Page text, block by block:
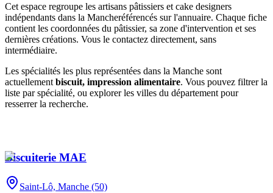
Cet espace regroupe les artisans pâtissiers et cake designers
indépendants dans la Mancheréférencés sur l'annuaire. Chaque fiche
contient les coordonnées du pâtissier, sa zone d'intervention et ses
dernières créations. Vous le contactez directement, sans
intermédiaire.
Les spécialités les plus représentées dans la Manche sont
actuellement biscuit, impression alimentaire. Vous pouvez filtrer la
liste par spécialité, ou explorer les villes du département pour
resserrer la recherche.
Biscuiterie MAE
Saint-Lô, Manche (50)